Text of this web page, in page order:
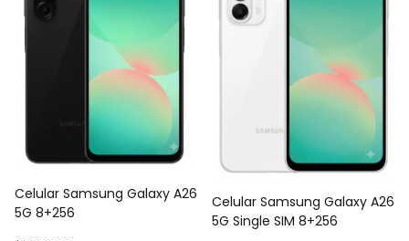
Celular Samsung Galaxy A26
5G 8+256
Celular Samsung Galaxy A26
5G Single SIM 8+256